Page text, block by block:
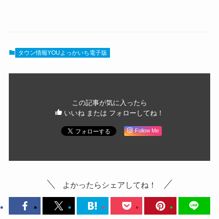
タウン情報YOUよっかいち電子版
この記事が気に入ったら
いいね または フォローしてね！
Follow Me
よかったらシェアしてね！